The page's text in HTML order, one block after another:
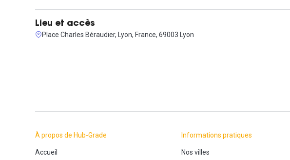
Lieu et accès
Place Charles Béraudier, Lyon, France, 69003 Lyon
À propos de Hub-Grade
Accueil
Informations pratiques
Nos villes